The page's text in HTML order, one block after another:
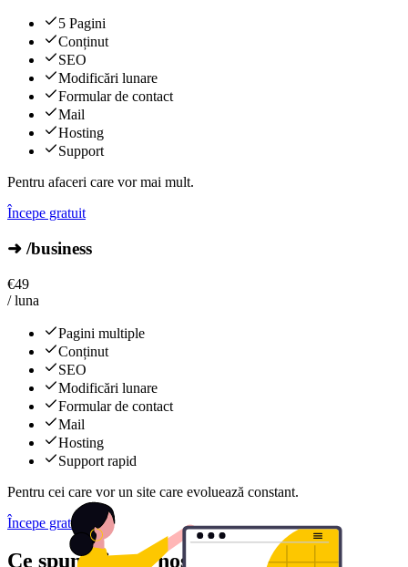
5 Pagini
Conținut
SEO
Modificări lunare
Formular de contact
Mail
Hosting
Support
Pentru afaceri care vor mai mult.
Începe gratuit
➜ /business
€49
/ luna
Pagini multiple
Conținut
SEO
Modificări lunare
Formular de contact
Mail
Hosting
Support rapid
Pentru cei care vor un site care evoluează constant.
Începe gratuit
Ce spun clienții noștri